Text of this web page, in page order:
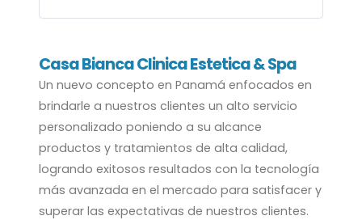
Casa Bianca Clinica Estetica & Spa
Un nuevo concepto en Panamá enfocados en
brindarle a nuestros clientes un alto servicio
personalizado poniendo a su alcance
productos y tratamientos de alta calidad,
logrando exitosos resultados con la tecnología
más avanzada en el mercado para satisfacer y
superar las expectativas de nuestros clientes.